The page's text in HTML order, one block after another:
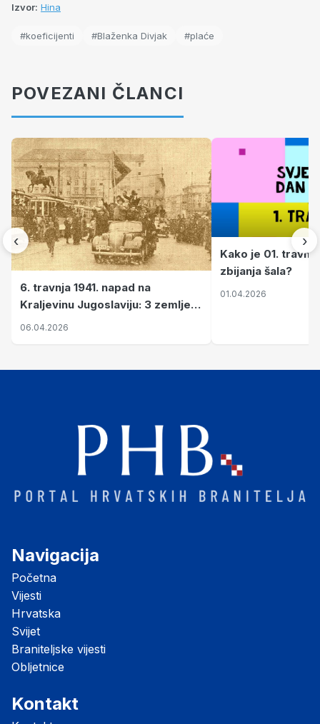
Izvor: Hina
#koeficijenti #Blaženka Divjak #plaće
POVEZANI ČLANCI
‹
6. travnja 1941. napad na
Kraljevinu Jugoslaviju: 3 zemlje
nastale njenim raspadom
06.04.2026
Kako je 01.
zbijanja šala?
01.04.2026
›
Navigacija
Početna
Vijesti
Hrvatska
Svijet
Braniteljske vijesti
Obljetnice
Kontakt